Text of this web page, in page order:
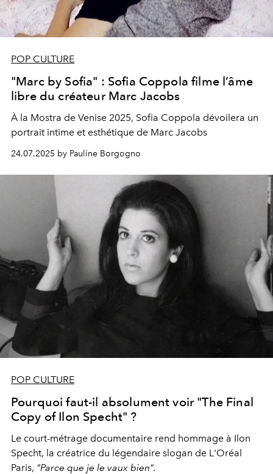
POP CULTURE
"Marc by Sofia" : Sofia Coppola filme l’âme
libre du créateur Marc Jacobs
À la Mostra de Venise 2025, Sofia Coppola dévoilera un
portrait intime et esthétique de Marc Jacobs
24.07.2025 by Pauline Borgogno
POP CULTURE
Pourquoi faut-il absolument voir "The Final
Copy of Ilon Specht" ?
Le court-métrage documentaire rend hommage à Ilon
Specht, la créatrice du légendaire slogan de L'Oréal
Paris, "Parce que je le vaux bien".